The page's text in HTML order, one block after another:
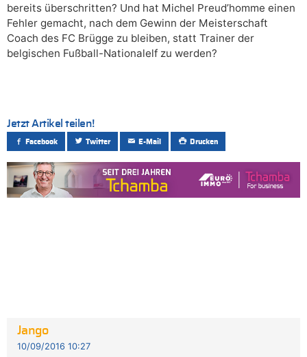
bereits überschritten? Und hat Michel Preud’homme einen
Fehler gemacht, nach dem Gewinn der Meisterschaft
Coach des FC Brügge zu bleiben, statt Trainer der
belgischen Fußball-Nationalelf zu werden?
Jetzt Artikel teilen!
Facebook Twitter E-Mail Drucken
Jango
10/09/2016 10:27